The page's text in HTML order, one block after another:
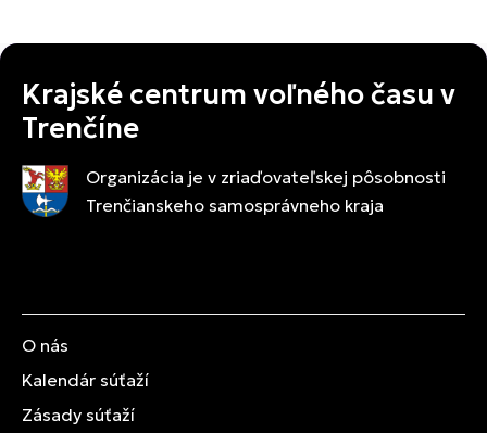
Krajské centrum voľného času v
Trenčíne
Organizácia je v zriaďovateľskej pôsobnosti
Trenčianskeho samosprávneho kraja
O nás
Kalendár súťaží
Zásady súťaží